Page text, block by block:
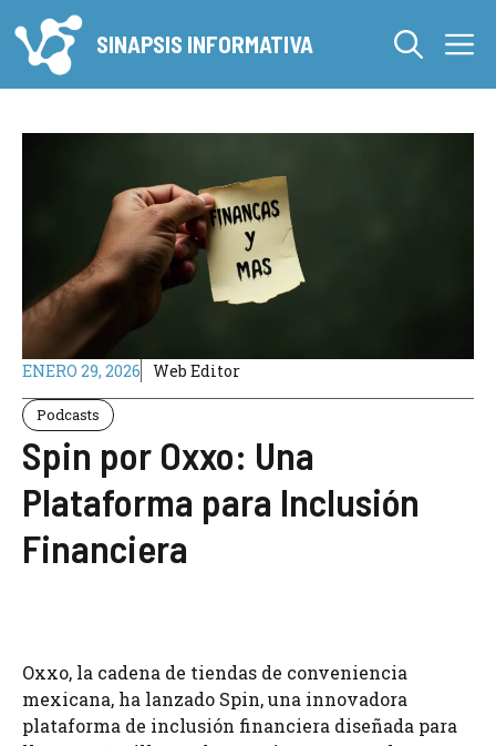
al
contenido
SINAPSIS INFORMATIVA
ENERO 29, 2026 Web Editor
Podcasts
Spin por Oxxo: Una
Plataforma para Inclusión
Financiera
Oxxo, la cadena de tiendas de conveniencia
mexicana, ha lanzado Spin, una innovadora
plataforma de inclusión financiera diseñada para